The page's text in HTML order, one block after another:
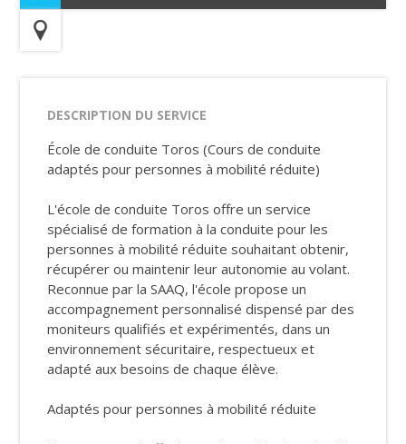
DESCRIPTION DU SERVICE
École de conduite Toros (Cours de conduite
adaptés pour personnes à mobilité réduite)
L'école de conduite Toros offre un service
spécialisé de formation à la conduite pour les
personnes à mobilité réduite souhaitant obtenir,
récupérer ou maintenir leur autonomie au volant.
Reconnue par la SAAQ, l'école propose un
accompagnement personnalisé dispensé par des
moniteurs qualifiés et expérimentés, dans un
environnement sécuritaire, respectueux et
adapté aux besoins de chaque élève.
Adaptés pour personnes à mobilité réduite